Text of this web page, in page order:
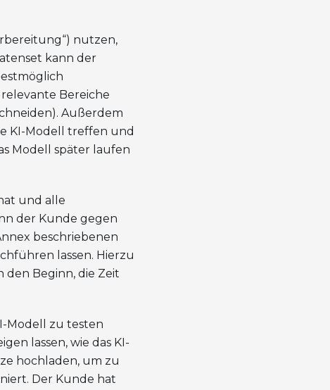
nutzen,
kann der
Bereiche
Außerdem
KI-Modell treffen und
Modell später laufen
und alle
der Kunde gegen
beschriebenen
lassen. Hierzu
den Beginn, die Zeit
Modell zu testen
lassen, wie das KI-
hochladen, um zu
Der Kunde hat